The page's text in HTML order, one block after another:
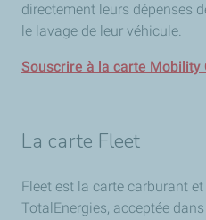
directement leurs dépenses
le lavage de leur véhicule.
Souscrire à la carte Mobility
La carte Fleet
Fleet est la carte carburant
TotalEnergies, acceptée